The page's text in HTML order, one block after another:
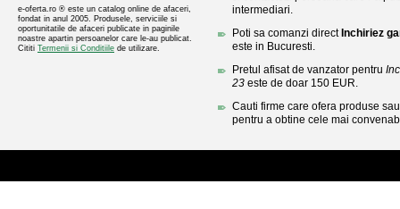
e-oferta.ro ® este un catalog online de afaceri,
fondat in anul 2005. Produsele, serviciile si
oportunitatile de afaceri publicate in paginile
noastre apartin persoanelor care le-au publicat.
Cititi Termenii si Conditiile de utilizare.
intermediari.
Poti sa comanzi direct Inchiriez
este in Bucuresti.
Pretul afisat de vanzator pentru
23 este de doar 150 EUR.
Cauti firme care ofera produse
pentru a obtine cele mai